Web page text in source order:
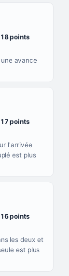
18 points
avance
17 points
l'arrivée
est plus
16 points
les deux et
est plus